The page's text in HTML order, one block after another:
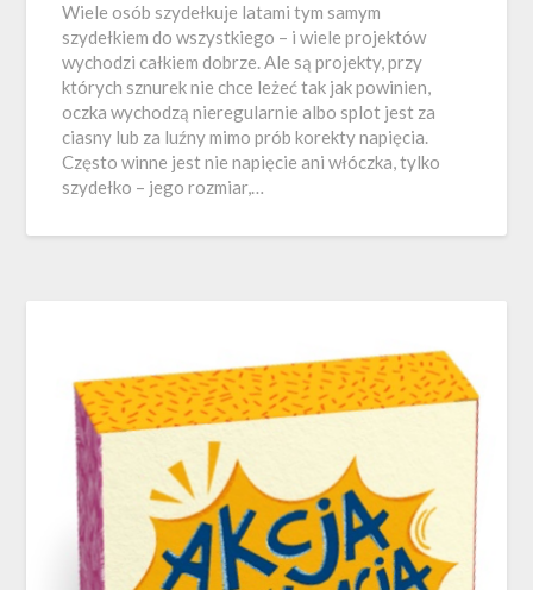
Wiele osób szydełkuje latami tym samym
szydełkiem do wszystkiego – i wiele projektów
wychodzi całkiem dobrze. Ale są projekty, przy
których sznurek nie chce leżeć tak jak powinien,
oczka wychodzą nieregularnie albo splot jest za
ciasny lub za luźny mimo prób korekty napięcia.
Często winne jest nie napięcie ani włóczka, tylko
szydełko – jego rozmiar,…